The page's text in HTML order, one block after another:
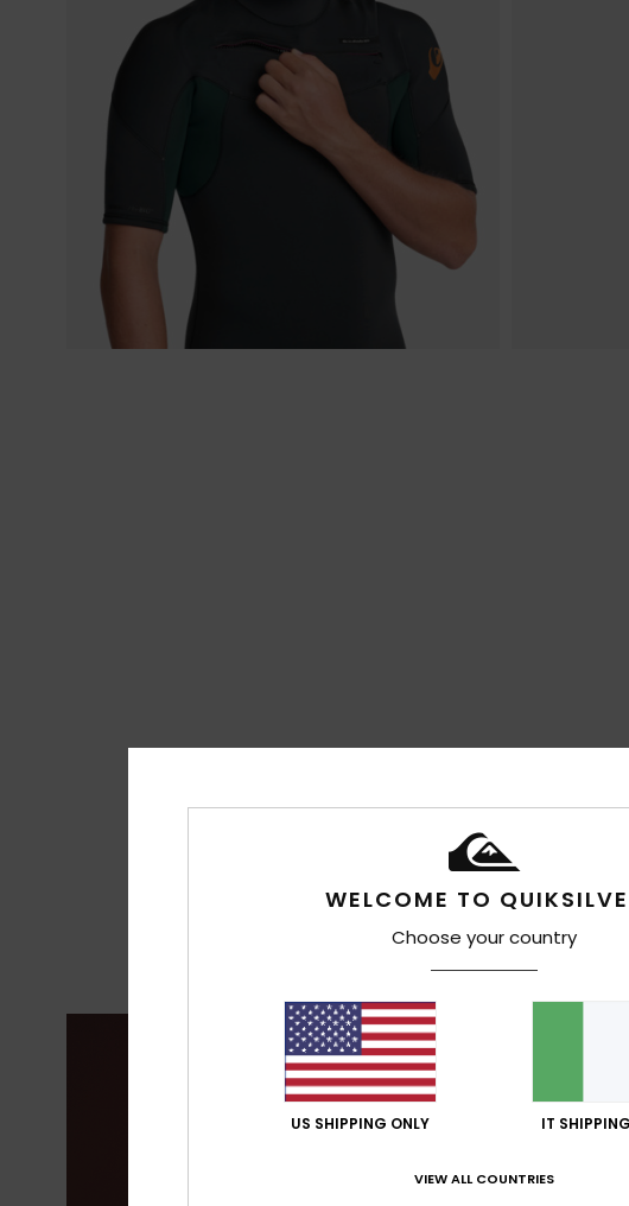
WELCOME TO
Choose your country
US SHIPPING ONLY IT
VIEW ALL COUNTRIES